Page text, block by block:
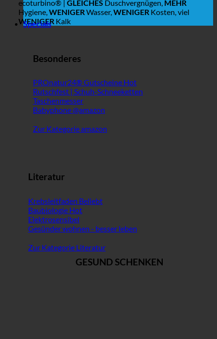
ecoturbino® | GLEICHES Duschvergnügen, MEHR
Hygiene,WENIGERWasser,WENIGER Kosten, viel
WENIGER Kalk
Specials
Besonderes
PROnatur24® Gutscheine
Rutschfest | Schuh-Schneeketten
Taschenmesser
Babyphone @amazon
Zur Kategorie amazon
Literatur
Krebsleitfaden
Baubiologie
Elektrosensibel
Gesünder wohnen - besser leben
Zur Kategorie Literatur
GESUND SCHENKEN